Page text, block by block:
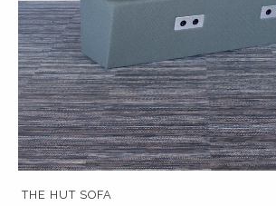
THE HUT SOFA